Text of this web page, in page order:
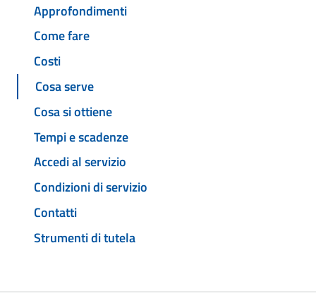
Approfondimenti
Come fare
Costi
Cosa serve
Cosa si ottiene
Tempi e scadenze
Accedi al servizio
Condizioni di servizio
Contatti
Strumenti di tutela